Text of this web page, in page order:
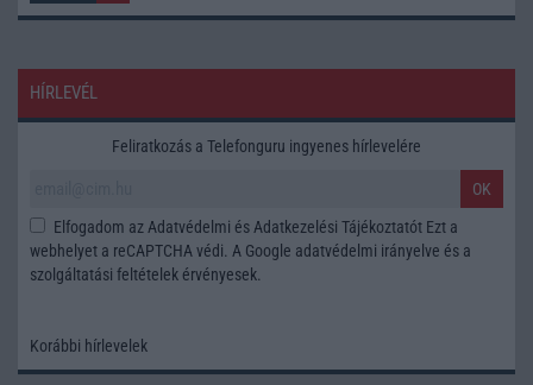
HÍRLEVÉL
Feliratkozás a Telefonguru ingyenes hírlevelére
OK
Elfogadom az Adatvédelmi és Adatkezelési Tájékoztatót Ezt a
webhelyet a reCAPTCHA védi. A Google adatvédelmi irányelve és a
szolgáltatási feltételek érvényesek.
Korábbi hírlevelek